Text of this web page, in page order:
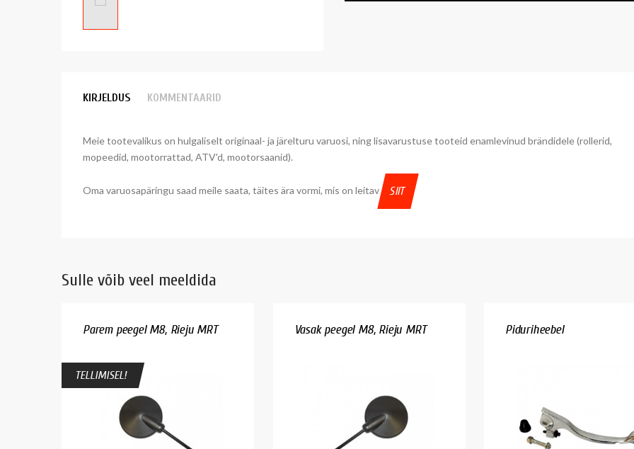
KIRJELDUS KOMMENTAARID
Meie tootevalikus on hulgaliselt originaal- ja järelturu varuosi, ning lisavarustuse tooteid enamlevinud brändidele (rollerid,
mopeedid, mootorrattad, ATV'd, mootorsaanid).
Oma varuosapäringu saad meile saata, täites ära vormi, mis on leitav SIIT
Sulle võib veel meeldida
Parem peegel M8, Rieju MRT
TELLIMISEL!
Vasak peegel M8, Rieju MRT Piduriheebel